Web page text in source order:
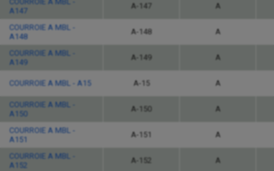
A147
A-147 A
COURROIE A MBL -
A148
A-148 A
COURROIE A MBL -
A149
A-149 A
COURROIE A MBL - A15 A-15 A
COURROIE A MBL -
A150
A-150 A
COURROIE A MBL -
A151
A-151 A
COURROIE A MBL -
A152
A-152 A